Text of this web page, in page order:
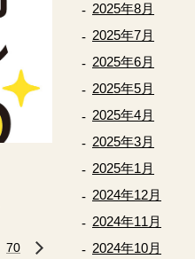
70 次へ »
2025年8月
2025年7月
2025年6月
2025年5月
2025年4月
2025年3月
2025年1月
2024年12月
2024年11月
2024年10月